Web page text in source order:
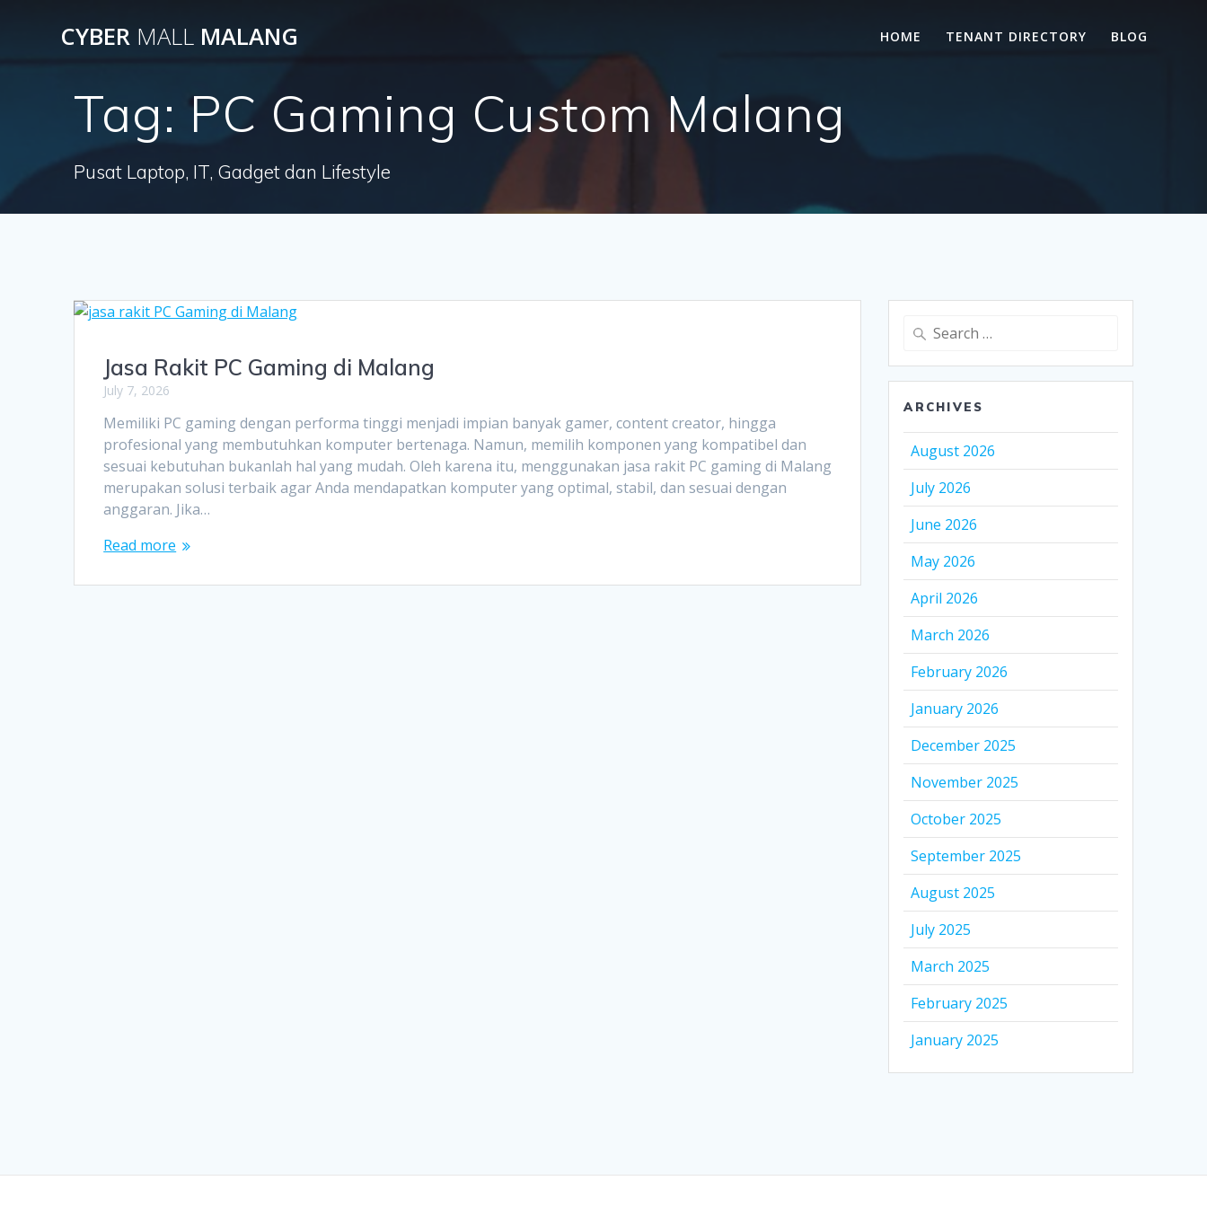
CYBER MALL MALANG HOME TENANT DIRECTORY BLOG
Tag: PC Gaming Custom Malang
Pusat Laptop, IT, Gadget dan Lifestyle
Jasa Rakit PC Gaming di Malang
July 7, 2026
Memiliki PC gaming dengan performa tinggi menjadi impian banyak gamer, content creator, hingga
profesional yang membutuhkan komputer bertenaga. Namun, memilih komponen yang kompatibel dan
sesuai kebutuhan bukanlah hal yang mudah. Oleh karena itu, menggunakan jasa rakit PC gaming di Malang
merupakan solusi terbaik agar Anda mendapatkan komputer yang optimal, stabil, dan sesuai dengan
anggaran. Jika…
Read more
Search
ARCHIVES
August 2026
July 2026
June 2026
May 2026
April 2026
March 2026
February 2026
January 2026
December 2025
November 2025
October 2025
September 2025
August 2025
July 2025
March 2025
February 2025
January 2025